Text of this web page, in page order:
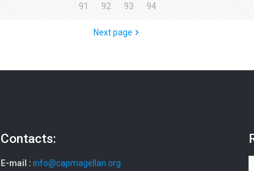
91 92 93 94
Next page
Contacts:
E-mail : info@capmagellan.org